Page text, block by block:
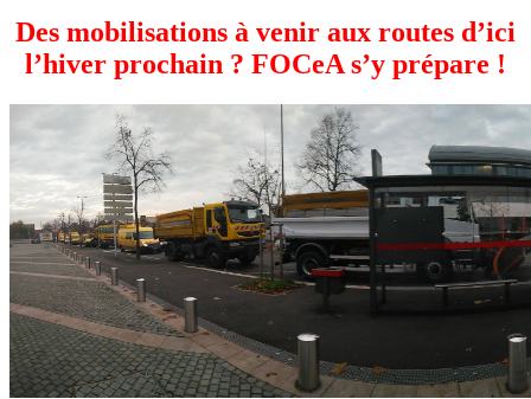
Des mobilisations à venir aux routes d’ici
l’hiver prochain ? FOCeA s’y prépare !